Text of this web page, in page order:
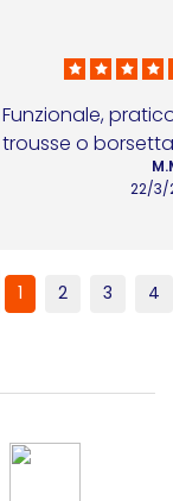
Funzionale,
trousse o
22/3/
1 2 3 4